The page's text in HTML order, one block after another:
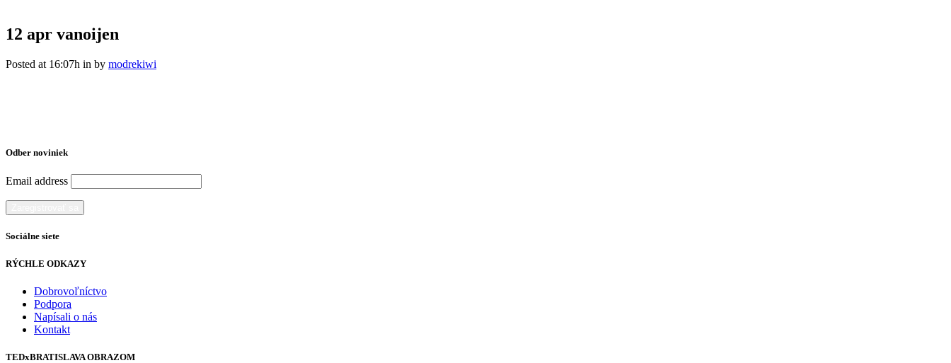
12 apr vanoijen
Posted at 16:07h in by modrekiwi
Odber noviniek
Email address
Sociálne siete
RÝCHLE ODKAZY
Dobrovoľníctvo
Podpora
Napísali o nás
Kontakt
TEDxBRATISLAVA OBRAZOM